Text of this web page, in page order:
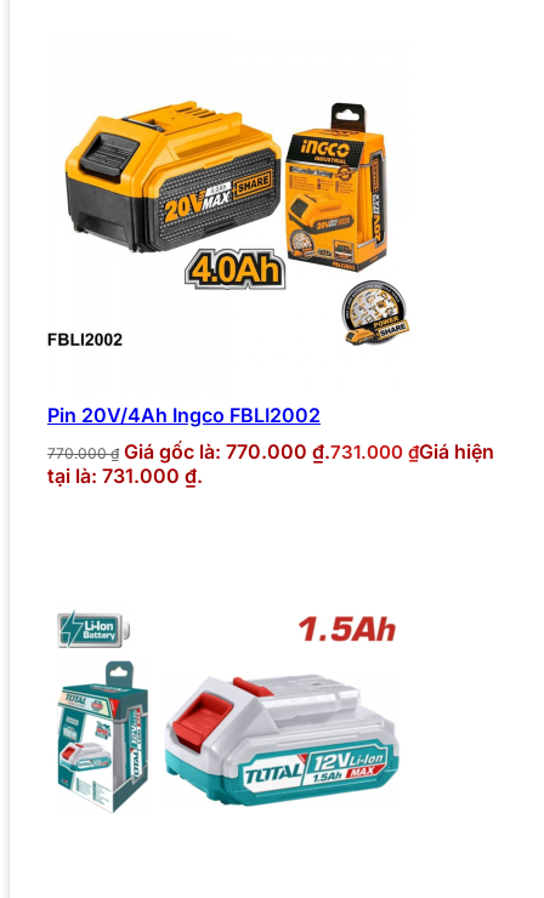
Pin 20V/4Ah Ingco FBLI2002
770.000₫ Giá gốc là: 770.000 ₫.731.000 ₫Giá hiện
tại là: 731.000 ₫.